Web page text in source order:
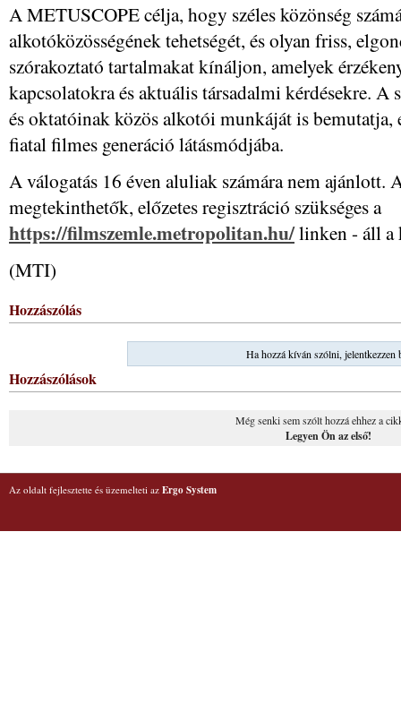
A METUSCOPE célja, hogy széles közönség
alkotóközösségének tehetségét, és olyan friss,
szórakoztató tartalmakat kínáljon, amelyek
kapcsolatokra és aktuális társadalmi kérdésekre. A
és oktatóinak közös alkotói munkáját is
fiatal filmes generáció látásmódjába.
A válogatás 16 éven aluliak számára nem ajánlott.
megtekinthetők, előzetes regisztráció szükséges a
https://filmszemle.metropolitan.hu/linken - áll a
(MTI)
Hozzászólás
Ha hozzá kíván szólni, jelentkezzen
Hozzászólások
Még senki sem szólt hozzá ehhez a
Legyen Ön az első!
Az oldalt fejlesztette és üzemelteti az Ergo System